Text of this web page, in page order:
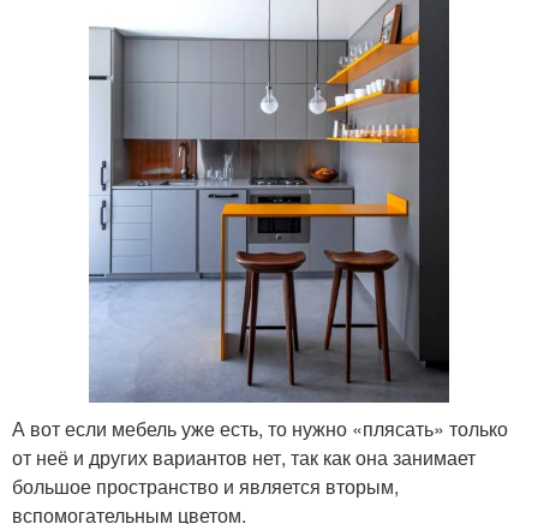
А вот если мебель уже есть, то нужно «плясать» только
от неё и других вариантов нет, так как она занимает
большое пространство и является вторым,
вспомогательным цветом.